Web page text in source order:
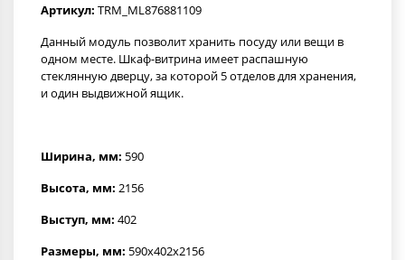
Артикул: TRM_ML876881109
Данный модуль позволит хранить посуду или вещи в
одном месте. Шкаф-витрина имеет распашную
стеклянную дверцу, за которой 5 отделов для хранения,
и один выдвижной ящик.
Ширина, мм: 590
Высота, мм: 2156
Выступ, мм: 402
Размеры, мм: 590x402x2156